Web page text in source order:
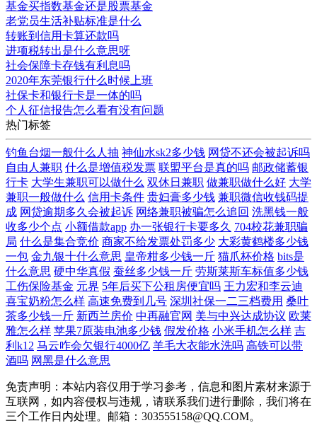
基金买指数基金还是股票基金
老党员生活补贴标准是什么
转账到信用卡算还款吗
进项税转出是什么意思呀
社会保障卡存钱有利息吗
2020年东莞银行什么时候上班
社保卡和银行卡是一体的吗
个人征信报告怎么看有没有问题
热门标签
钓鱼台烟一般什么人抽 神仙水sk2多少钱 网贷不还会被起诉吗
自由人兼职 什么是增值税发票 联盟平台是真的吗 邮政储蓄银
行卡 大学生兼职可以做什么 双休日兼职 做兼职做什么好 大学
兼职一般做什么 信用卡条件 贵妇膏多少钱 兼职微信收钱码提
成 网贷逾期多久会被起诉 网络兼职被骗怎么追回 洗黑钱一般
收多少个点 小额借款app 办一张银行卡要多久 704校花兼职骗
局 什么是集合竞价 商家不给发票处罚多少 大彩黄鹤楼多少钱
一包 金九银十什么意思 皇帝柑多少钱一斤 猫爪杯价格 bits是
什么意思 硬中华真假 蚕丝多少钱一斤 劳斯莱斯车标值多少钱
工伤保险基金 元界 5年后买下公租房便宜吗 王力宏和李云迪
喜宝奶粉怎么样 高速免费到几号 深圳社保一二三档费用 桑叶
茶多少钱一斤 新西兰房价 中再融官网 美与中兴达成协议 欧莱
雅怎么样 苹果7原装电池多少钱 假发价格 小米手机怎么样 吉
利k12 马云咋会欠银行4000亿 羊毛大衣能水洗吗 高铁可以带
酒吗 网黑是什么意思
免责声明：本站内容仅用于学习参考，信息和图片素材来源于
互联网，如内容侵权与违规，请联系我们进行删除，我们将在
三个工作日内处理。邮箱：303555158@QQ.COM。